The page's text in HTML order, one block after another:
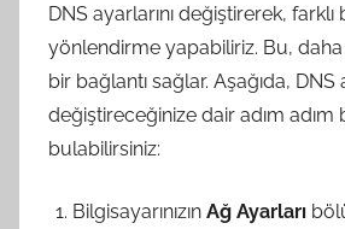
DNS ayarlarını değiştirerek,
yönlendirme yapabiliriz. Bu, daha
bir bağlantı sağlar. Aşağıda, DNS
değiştireceğinize dair adım adım
bulabilirsiniz:
Bilgisayarınızın Ağ Ayarları